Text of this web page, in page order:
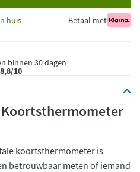
huis Betaal met
binnen 30 dagen
8,8/10
koortsthermometer is
betrouwbaar meten of iemand